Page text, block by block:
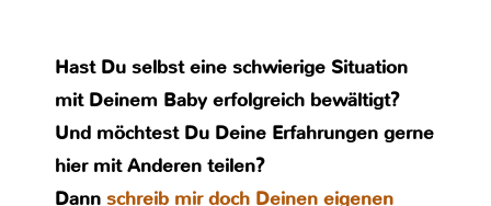
Hast Du selbst eine schwierige Situation
mit Deinem Baby erfolgreich bewältigt?
Und möchtest Du Deine Erfahrungen gerne
hier mit Anderen teilen?
Dann schreib mir doch Deinen eigenen